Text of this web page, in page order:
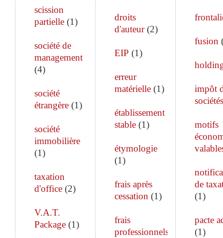
scission
partielle (1)
société de
management
(4)
société
étrangère (1)
société
immobilière
(1)
taxation
d'office (2)
V.A.T.
Package (1)
droits
d'auteur(2)
EIP (1)
erreur
matérielle(1)
établissement
stable(1)
étymologie
(1)
frais après
cessation (1)
frais
professionnels
fusion
impôt
sociétés
motifs
de
(1)
pacte
(1)